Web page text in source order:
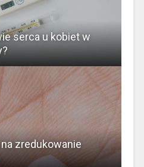
serca u kobiet w
zredukowanie